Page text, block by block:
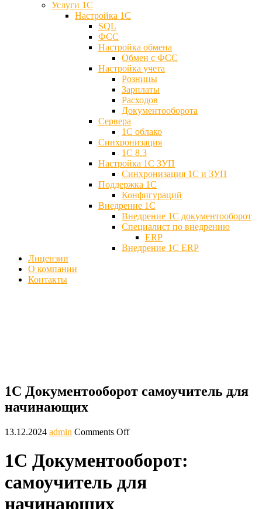
Услуги 1С
Настройка 1С
SQL
ФСС
Настройка обмена
Обмен с ФСС
Настройка учета
Розницы
Зарплаты
Расходов
Документооборота
Сервера
1С облако
Синхронизация
1С 8.3
Настройка 1С ЗУП
Синхронизация 1С и ЗУП
Поддержка 1С
Конфигураций
Внедрение 1С
Внедрение 1С документооборот
Специалист по внедрению
ERP
Внедрение 1С ERP
Лицензии
О компании
Контакты
1С Документооборот самоучитель для
начинающих
13.12.2024 admin Comments Off
1С Документооборот:
самоучитель для
начинающих